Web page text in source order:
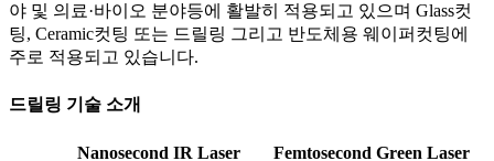
야 및 의료·바이오 분야등에 활발히 적용되고 있으며 Glass컷
팅, Ceramic컷팅 또는 드릴링 그리고 반도체용 웨이퍼컷팅에
주로 적용되고 있습니다.
드릴링 기술 소개
Nanosecond IR Laser
Femtosecond Green Laser